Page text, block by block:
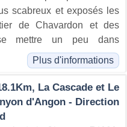
scabreux et exposés les
de Chavardon et des
mettre un peu dans
Plus d'informations
La Cascade et Le
d'Angon - Direction